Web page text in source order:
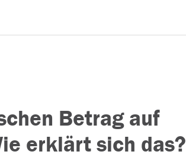
Betrag auf
erklärt sich das?